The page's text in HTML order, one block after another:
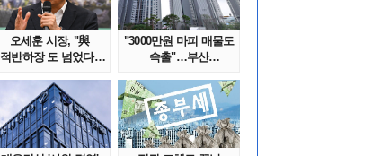
오세훈 시장, "與
적반하장 도 넘었다"
"3000만원 마피 매물도
속출"…부산